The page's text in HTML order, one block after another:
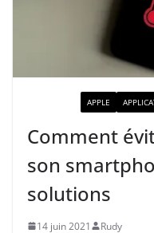
APPLE
Comment
son
solutions
14 juin 2021 Rudy